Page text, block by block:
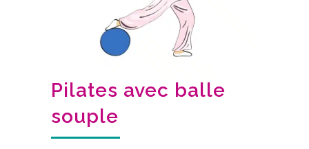
Pilates avec balle
souple